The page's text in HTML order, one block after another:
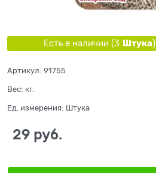
Есть в наличии (3 Штука)
Артикул: 91755
Вес: кг.
Ед. измерения: Штука
29 руб.